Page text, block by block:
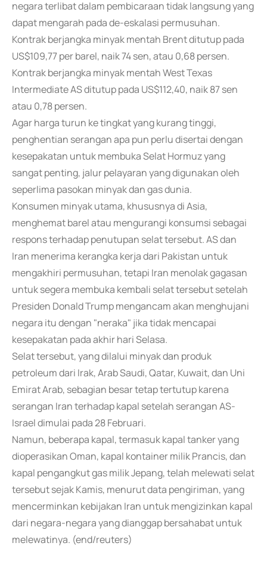
negara terlibat dalam pembicaraan tidak langsung yang
dapat mengarah pada de-eskalasi permusuhan.
Kontrak berjangka minyak mentah Brent ditutup pada
US$109,77 per barel, naik 74 sen, atau 0,68 persen.
Kontrak berjangka minyak mentah West Texas
Intermediate AS ditutup pada US$112,40, naik 87 sen
atau 0,78 persen.
Agar harga turun ke tingkat yang kurang tinggi,
penghentian serangan apa pun perlu disertai dengan
kesepakatan untuk membuka Selat Hormuz yang
sangat penting, jalur pelayaran yang digunakan oleh
seperlima pasokan minyak dan gas dunia.
Konsumen minyak utama, khususnya di Asia,
menghemat barel atau mengurangi konsumsi sebagai
respons terhadap penutupan selat tersebut. AS dan
Iran menerima kerangka kerja dari Pakistan untuk
mengakhiri permusuhan, tetapi Iran menolak gagasan
untuk segera membuka kembali selat tersebut setelah
Presiden Donald Trump mengancam akan menghujani
negara itu dengan "neraka" jika tidak mencapai
kesepakatan pada akhir hari Selasa.
Selat tersebut, yang dilalui minyak dan produk
petroleum dari Irak, Arab Saudi, Qatar, Kuwait, dan Uni
Emirat Arab, sebagian besar tetap tertutup karena
serangan Iran terhadap kapal setelah serangan AS-
Israel dimulai pada 28 Februari.
Namun, beberapa kapal, termasuk kapal tanker yang
dioperasikan Oman, kapal kontainer milik Prancis, dan
kapal pengangkut gas milik Jepang, telah melewati selat
tersebut sejak Kamis, menurut data pengiriman, yang
mencerminkan kebijakan Iran untuk mengizinkan kapal
dari negara-negara yang dianggap bersahabat untuk
melewatinya. (end/reuters)